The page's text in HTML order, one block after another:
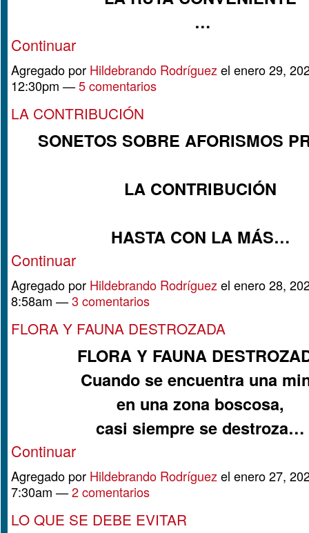
…
Continuar
Agregado por Hildebrando Rodríguez el enero 29,
12:30pm —5 comentarios
LA CONTRIBUCIÓN
SONETOS SOBRE AFORISMOS
LA CONTRIBUCIÓN
HASTA CON LA MÁS…
Continuar
Agregado por Hildebrando Rodríguez el enero 28,
8:58am —3 comentarios
FLORA Y FAUNA DESTROZADA
FLORA Y FAUNA
Cuando se encuentra una
en una zona boscosa,
casi siempre se destroza…
Continuar
Agregado por Hildebrando Rodríguez el enero 27,
7:30am —2 comentarios
LO QUE SE DEBE EVITAR